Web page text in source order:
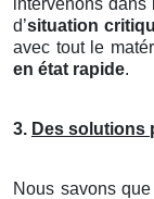
intervenons
d’situation
avec tout le
en état rapide.
3. Des solutions
Nous savons